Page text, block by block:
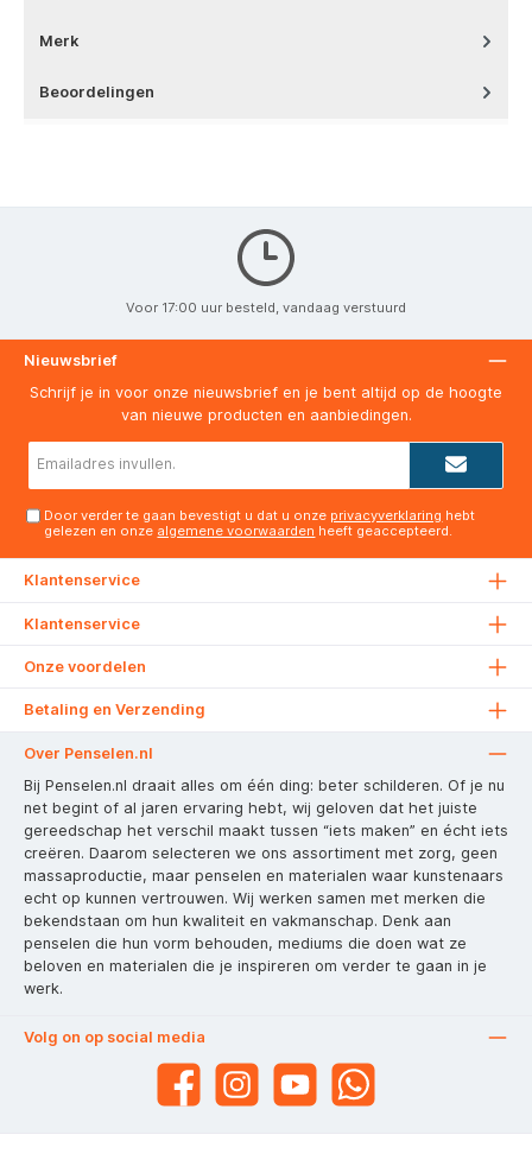
Merk
Beoordelingen
Voor 17:00 uur besteld, vandaag verstuurd
Nieuwsbrief
Schrijf je in voor onze nieuwsbrief en je bent altijd op de hoogte
van nieuwe producten en aanbiedingen.
Door verder te gaan bevestigt u dat u onze privacyverklaring hebt
gelezen en onze algemene voorwaarden heeft geaccepteerd.
Klantenservice
Klantenservice
Onze voordelen
Betaling en Verzending
Over Penselen.nl
Bij Penselen.nl draait alles om één ding: beter schilderen. Of je nu
net begint of al jaren ervaring hebt, wij geloven dat het juiste
gereedschap het verschil maakt tussen “iets maken” en écht iets
creëren. Daarom selecteren we ons assortiment met zorg, geen
massaproductie, maar penselen en materialen waar kunstenaars
echt op kunnen vertrouwen. Wij werken samen met merken die
bekendstaan om hun kwaliteit en vakmanschap. Denk aan
penselen die hun vorm behouden, mediums die doen wat ze
beloven en materialen die je inspireren om verder te gaan in je
werk.
Volg on op social media